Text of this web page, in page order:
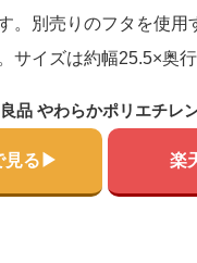
。別売りのフタを使用
サイズは約幅25.5×奥行
品 やわらかポリエチレ
見る▶ 楽